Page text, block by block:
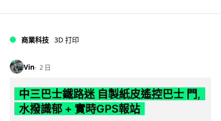
商業科技 3D 打印
Vin 2 日
中三巴士鐵路迷 自製紙皮遙控巴士 門,
水撥識郁 + 實時GPS報站